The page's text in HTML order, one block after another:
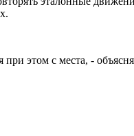
этом с места, -